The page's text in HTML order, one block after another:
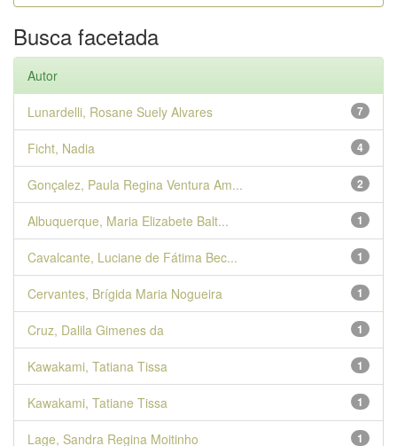
Busca facetada
Autor
7
Lunardelli, Rosane Suely Alvares
4
Ficht, Nadia
2
Gonçalez, Paula Regina Ventura Am...
1
Albuquerque, Maria Elizabete Balt...
1
Cavalcante, Luciane de Fátima Bec...
1
Cervantes, Brígida Maria Nogueira
1
Cruz, Dalila Gimenes da
1
Kawakami, Tatiana Tissa
1
Kawakami, Tatiane Tissa
1
Lage, Sandra Regina Moitinho